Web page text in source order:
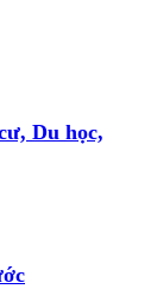
Du học,